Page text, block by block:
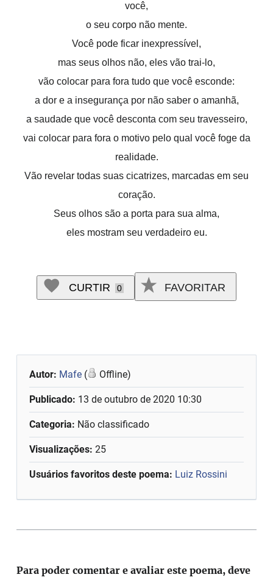
você,
o seu corpo não mente.
Você pode ficar inexpressível,
mas seus olhos não, eles vão trai-lo,
vão colocar para fora tudo que você esconde:
a dor e a insegurança por não saber o amanhã,
a saudade que você desconta com seu travesseiro,
vai colocar para fora o motivo pelo qual você foge da
realidade.
Vão revelar todas suas cicatrizes, marcadas em seu
coração.
Seus olhos são a porta para sua alma,
eles mostram seu verdadeiro eu.
CURTIR 0 FAVORITAR
Autor: Mafe ( Offline)
Publicado: 13 de outubro de 2020 10:30
Categoria: Não classificado
Visualizações: 25
Usuários favoritos deste poema: Luiz Rossini
Para poder comentar e avaliar este poema, deve